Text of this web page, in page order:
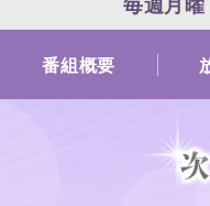
毎週月曜
番組概要